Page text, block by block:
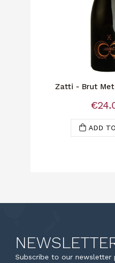
Zatti - Brut
ADD
Subscribe to our newsletter